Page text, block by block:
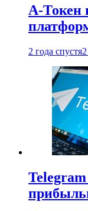
А-Токен
2 года спустя